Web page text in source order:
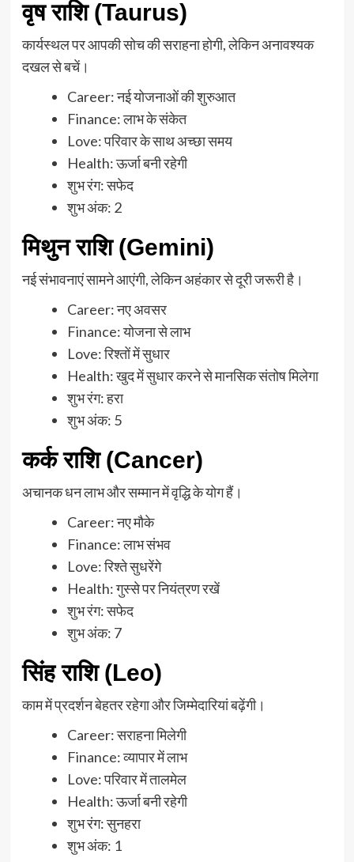
वृष राशि (Taurus)
कार्यस्थल पर आपकी सोच की सराहना होगी, लेकिन अनावश्यक
दखल से बचें।
Career: नई योजनाओं की शुरुआत
Finance: लाभ के संकेत
Love: परिवार के साथ अच्छा समय
Health: ऊर्जा बनी रहेगी
शुभ रंग: सफेद
शुभ अंक: 2
मिथुन राशि (Gemini)
नई संभावनाएं सामने आएंगी, लेकिन अहंकार से दूरी जरूरी है।
Career: नए अवसर
Finance: योजना से लाभ
Love: रिश्तों में सुधार
Health: खुद में सुधार करने से मानसिक संतोष मिलेगा
शुभ रंग: हरा
शुभ अंक: 5
कर्क राशि (Cancer)
अचानक धन लाभ और सम्मान में वृद्धि के योग हैं।
Career: नए मौके
Finance: लाभ संभव
Love: रिश्ते सुधरेंगे
Health: गुस्से पर नियंत्रण रखें
शुभ रंग: सफेद
शुभ अंक: 7
सिंह राशि (Leo)
काम में प्रदर्शन बेहतर रहेगा और जिम्मेदारियां बढ़ेंगी।
Career: सराहना मिलेगी
Finance: व्यापार में लाभ
Love: परिवार में तालमेल
Health: ऊर्जा बनी रहेगी
शुभ रंग: सुनहरा
शुभ अंक: 1